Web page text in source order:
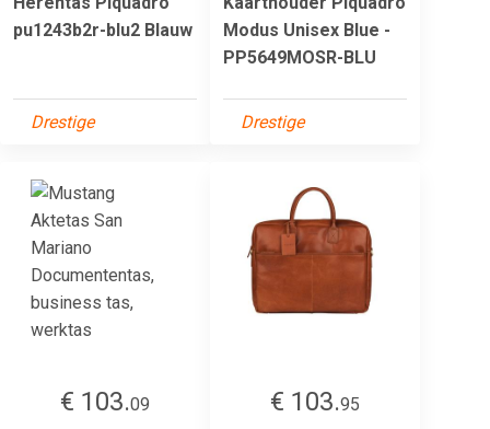
pu1243b2r-blu2 Blauw
Drestige
Modus Unisex Blue -
PP5649MOSR-BLU
Drestige
€ 103.09
€ 103.95